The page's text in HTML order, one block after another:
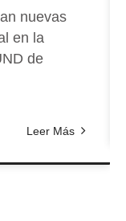
nuevas
en la
de
Leer Más